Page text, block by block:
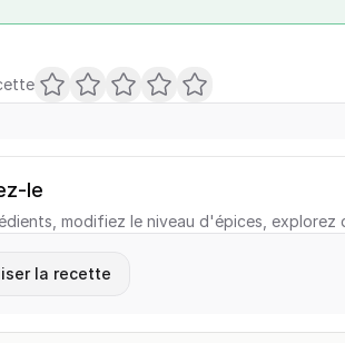
le
modifiez le niveau d'épices,
la recette